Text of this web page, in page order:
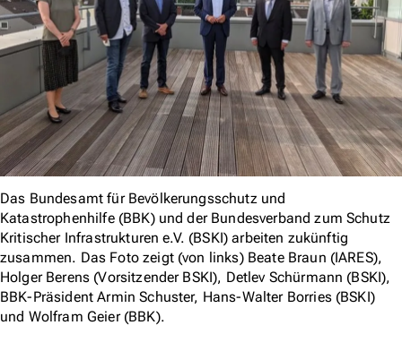
Das Bundesamt für Bevölkerungsschutz und
Katastrophenhilfe (BBK) und der Bundesverband zum Schutz
Kritischer Infrastrukturen e.V. (BSKI) arbeiten zukünftig
zusammen. Das Foto zeigt (von links) Beate Braun (IARES),
Holger Berens (Vorsitzender BSKI), Detlev Schürmann (BSKI),
BBK-Präsident Armin Schuster, Hans-Walter Borries (BSKI)
und Wolfram Geier (BBK).